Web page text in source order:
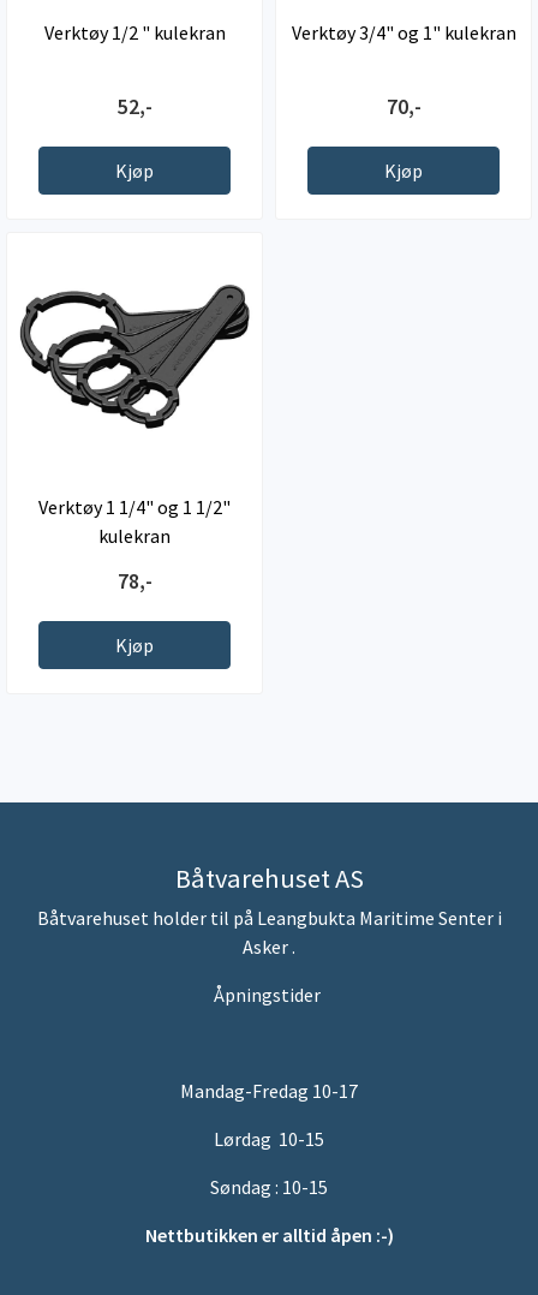
Verktøy 1/2 " kulekran
52,-
Kjøp
Verktøy 3/4" og 1" kulekran
70,-
Kjøp
Verktøy 1 1/4" og 1 1/2"
kulekran
78,-
Kjøp
Båtvarehuset AS
Båtvarehuset holder til på Leangbukta Maritime Senter i
Asker .
Åpningstider
Mandag-Fredag 10-17
Lørdag 10-15
Søndag : 10-15
Nettbutikken er alltid åpen :-)